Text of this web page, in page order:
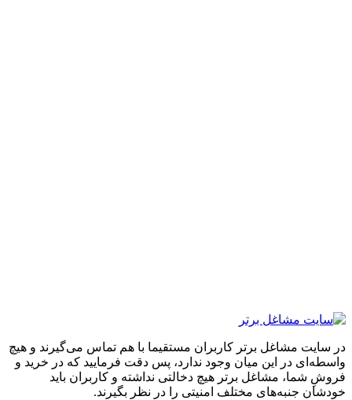
مشاغل برتر کاربران مستقیما با هم تماس می‌گیرند و هیچ
در این میان وجود ندارد، پس دقت فرمایید که در خرید و
شما، مشاغل برتر هیچ دخالتی نداشته و کاربران باید
جنبه‌های مختلف امنیتی را در نظر بگیرند.